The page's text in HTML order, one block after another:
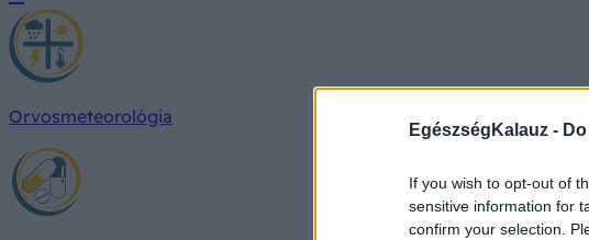
EgészségKalauz -
If you wish to opt-out of
sensitive information for
confirm your selection.
Orvosmeteorológia